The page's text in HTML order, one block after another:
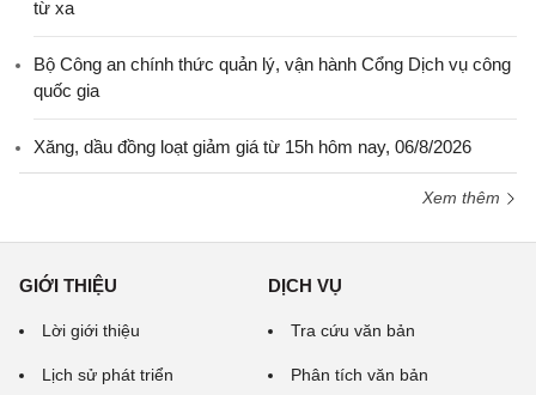
từ xa
Bộ Công an chính thức quản lý, vận hành Cổng Dịch vụ công
quốc gia
Xăng, dầu đồng loạt giảm giá từ 15h hôm nay, 06/8/2026
Xem thêm
GIỚI THIỆU
Lời giới thiệu
Lịch sử phát triển
DỊCH VỤ
Tra cứu văn bản
Phân tích văn bản